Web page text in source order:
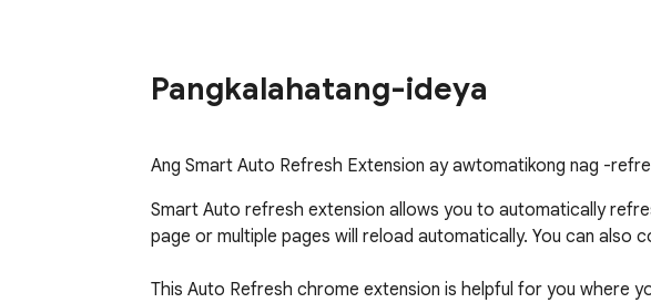
Pangkalahatang-ideya
Ang Smart Auto Refresh Extension ay awtomatikong nag -
Smart Auto refresh extension allows you to automatically
page or multiple pages will reload automatically. You can
This Auto Refresh chrome extension is helpful for you where